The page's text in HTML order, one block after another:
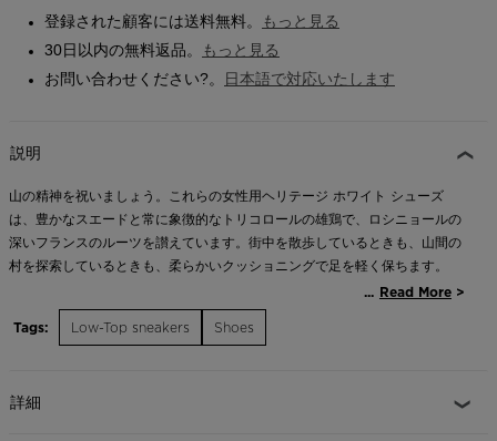
登録された顧客には送料無料。
もっと見る
30日以内の無料返品。
もっと見る
お問い合わせください?。
日本語で対応いたします
説明
山の精神を祝いましょう。これらの女性用ヘリテージ ホワイト シューズ
は、豊かなスエードと常に象徴的なトリコロールの雄鶏で、ロシニョールの
深いフランスのルーツを讃えています。街中を散歩しているときも、山間の
村を探索しているときも、柔らかいクッショニングで足を軽く保ちます。
クラシックで通気性抜群
3D メッシュとスエードのアッパーが通気性とクラシックなスタイルのバラ
クッション性のある快適さ
... Read More
Tags:
Low-Top sneakers Shoes
詳細